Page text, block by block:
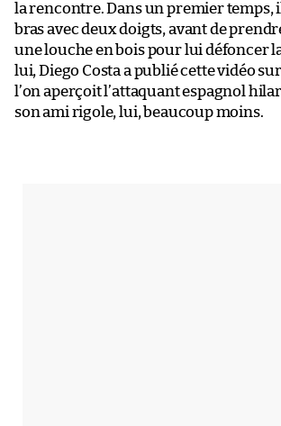
la rencontre. Dans un premier temps,
bras avec deux doigts, avant de
une louche en bois pour lui défoncer
lui, Diego Costa a publié cette vidéo
l’on aperçoit l’attaquant espagnol
son ami rigole, lui, beaucoup moins.